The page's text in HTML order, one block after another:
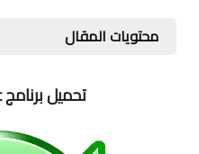
محتويات المقال
تحميل برنامج FreeFileSync